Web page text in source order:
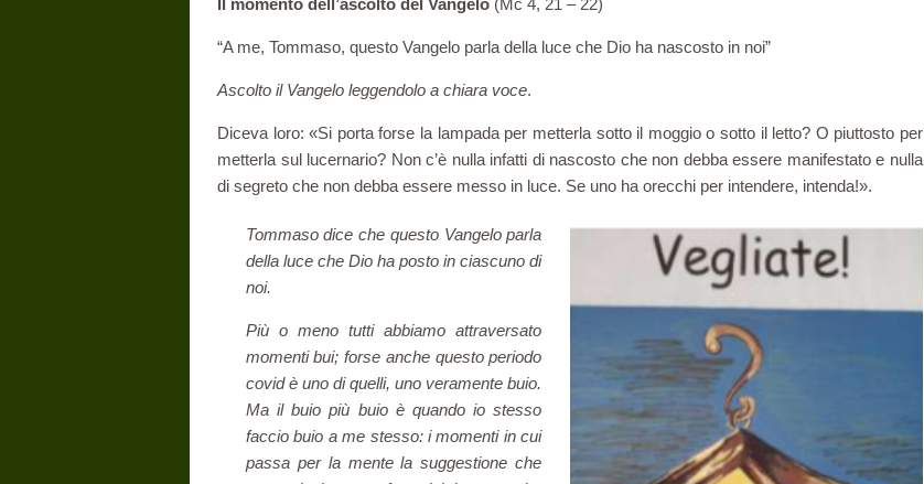
Il momento dell’ascolto del Vangelo (Mc 4, 21 – 22)
“A me, Tommaso, questo Vangelo parla della luce che Dio ha nascosto in noi”
Ascolto il Vangelo leggendolo a chiara voce.
Diceva loro: «Si porta forse la lampada per metterla sotto il moggio o sotto il letto? O piuttosto per
metterla sul lucernario? Non c’è nulla infatti di nascosto che non debba essere manifestato e nulla
di segreto che non debba essere messo in luce. Se uno ha orecchi per intendere, intenda!».
Tommaso dice che questo Vangelo parla
della luce che Dio ha posto in ciascuno di
noi.
Più o meno tutti abbiamo attraversato
momenti bui; forse anche questo periodo
covid è uno di quelli, uno veramente buio.
Ma il buio più buio è quando io stesso
faccio buio a me stesso: i momenti in cui
passa per la mente la suggestione che